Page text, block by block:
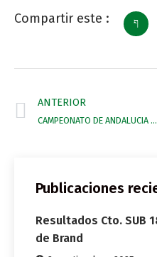
Compartir este :
ANTERIOR
CAMPEONATO DE ANDALUCIA FEMENINO
Publicaciones
Resultados Cto. SUB
de Brand